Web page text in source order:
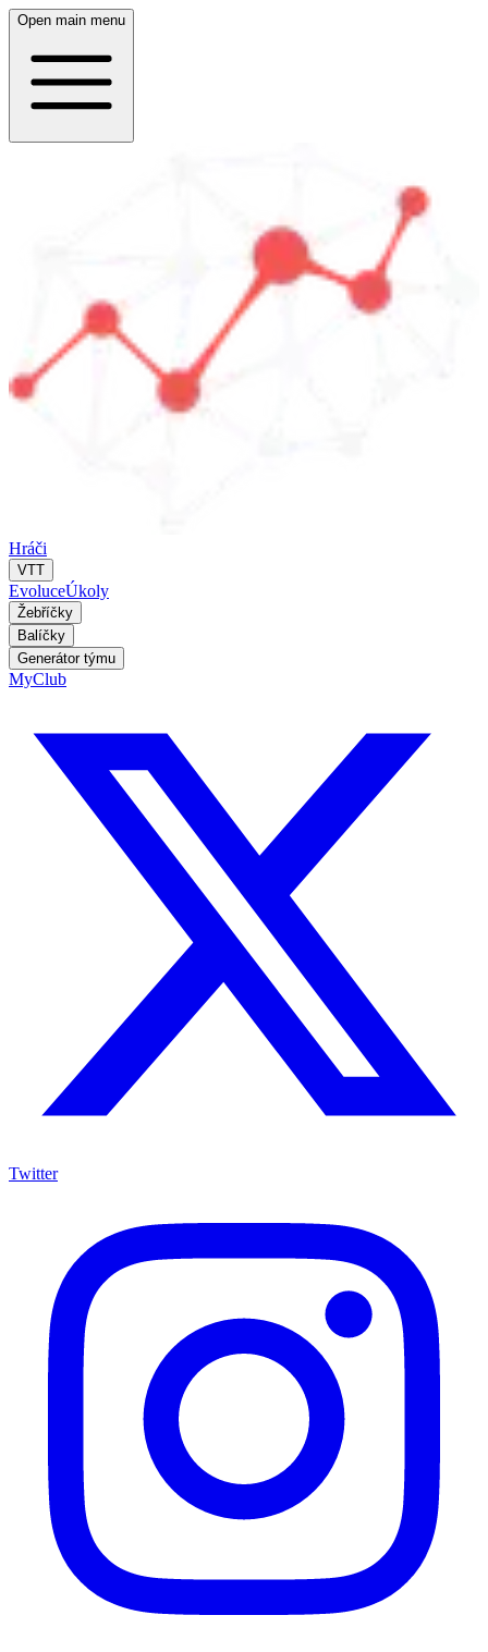
Open main menu
Hráči
VTT
EvoluceÚkoly
Žebříčky
Balíčky
Generátor týmu
MyClub
Twitter